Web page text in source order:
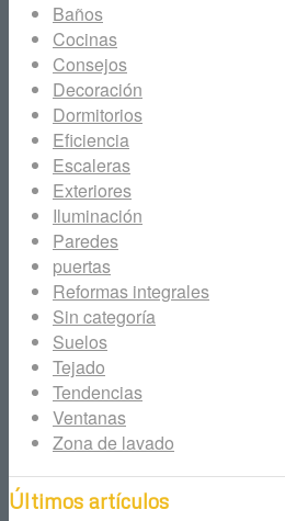
Baños
Cocinas
Consejos
Decoración
Dormitorios
Eficiencia
Escaleras
Exteriores
Iluminación
Paredes
puertas
Reformas integrales
Sin categoría
Suelos
Tejado
Tendencias
Ventanas
Zona de lavado
Últimos artículos